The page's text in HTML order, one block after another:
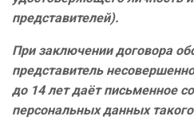
представителей).
При заключении договора
представитель
до 14 лет даёт письменное
персональных данных